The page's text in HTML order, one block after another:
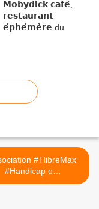
#TlibreMax
#Handicap o
#1MaxDeJazz... >